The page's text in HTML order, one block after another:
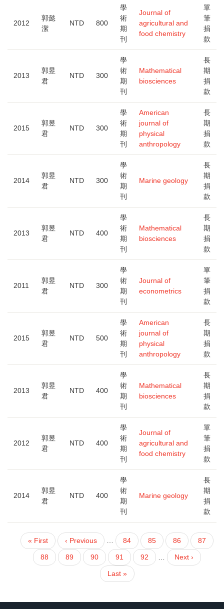
2012
郭懿
潔
NTD 800
學
術
期
刊
Journal of
agricultural and
food chemistry
單
筆
捐
款
2013
郭昱
君
NTD 300
學
術
期
刊
Mathematical
biosciences
長
期
捐
款
2015
郭昱
君
NTD 300
學
術
期
刊
American
journal of
physical
anthropology
長
期
捐
款
2014
郭昱
君
NTD 300
學
術
期
刊
Marine geology
長
期
捐
款
2013
郭昱
君
NTD 400
學
術
期
刊
Mathematical
biosciences
長
期
捐
款
2011
郭昱
君
NTD 300
學
術
期
刊
Journal of
econometrics
單
筆
捐
款
2015
郭昱
君
NTD 500
學
術
期
刊
American
journal of
physical
anthropology
長
期
捐
款
2013
郭昱
君
NTD 400
學
術
期
刊
Mathematical
biosciences
長
期
捐
款
2012
郭昱
君
NTD 400
學
術
期
刊
Journal of
agricultural and
food chemistry
單
筆
捐
款
2014
郭昱
君
NTD 400
學
術
期
刊
Marine geology
長
期
捐
款
PAGINATION
First
page
« First
Previous
page
‹ Previous
頁
面
84
頁
面
85
頁
面
86
頁
面
87
目
前
88
頁
面
89
頁
面
90
頁
面
91
頁
面
92
下
一
Next ›
Last
page
Last »